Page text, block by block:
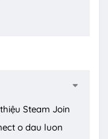
Steam Join
o dau luon